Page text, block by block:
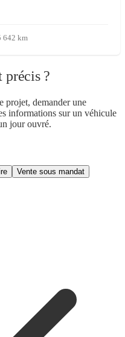
642 km
précis ?
projet, demander une
informations sur un véhicule
jour ouvré.
Vente sous mandat